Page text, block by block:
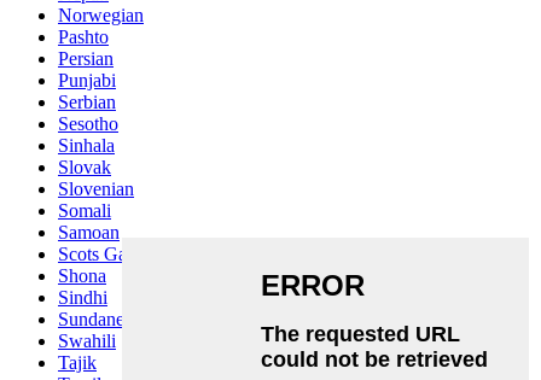
Norwegian
Pashto
Persian
Punjabi
Serbian
Sesotho
Sinhala
Slovak
Slovenian
Somali
Samoan
Scots Gaelic
Shona
Sindhi
Sundanese
Swahili
Tajik